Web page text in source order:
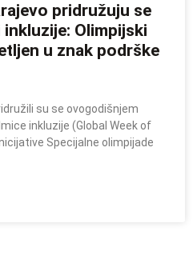
pridružuju se
Olimpijski
u znak podrške
su se ovogodišnjem
inkluzije (Global Week of
Specijalne olimpijade